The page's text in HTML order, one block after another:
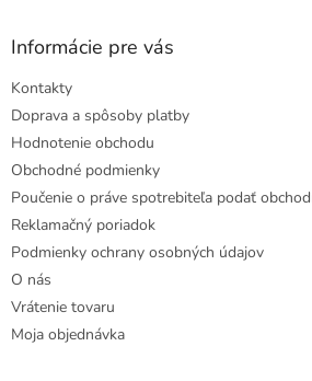
Informácie pre vás
Kontakty
Doprava a spôsoby platby
Hodnotenie obchodu
Obchodné podmienky
Poučenie o práve spotrebiteľa podať
Reklamačný poriadok
Podmienky ochrany osobných údajov
O nás
Vrátenie tovaru
Moja objednávka